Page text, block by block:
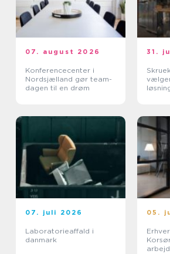
07. august 2026
Konferencecenter i
Nordsjælland gør team-
dagen til en drøm
31.
07. juli 2026
Laboratorieaffald i
danmark
05.